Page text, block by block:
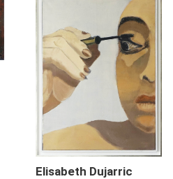
Elisabeth Dujarric